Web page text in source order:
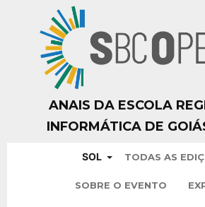
ANAIS DA ESCOLA
INFORMÁTICA DE
SOL TODAS AS
SOBRE O EVENTO